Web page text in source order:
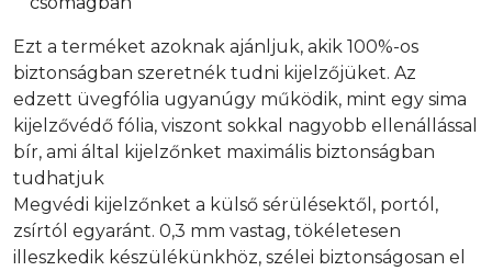
Ezt a terméket azoknak ajánljuk, akik 100%-os
biztonságban szeretnék tudni kijelzőjüket. Az
edzett üvegfólia ugyanúgy működik, mint egy sima
kijelzővédő fólia, viszont sokkal nagyobb ellenállással
bír, ami által kijelzőnket maximális biztonságban
tudhatjuk
Megvédi kijelzőnket a külső sérülésektől, portól,
zsírtól egyaránt. 0,3 mm vastag, tökéletesen
illeszkedik készülékünkhöz, szélei biztonságosan el